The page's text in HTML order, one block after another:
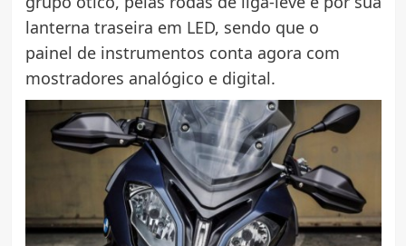
lanterna traseira em LED, sendo que o
painel de instrumentos conta agora com
mostradores analógico e digital.